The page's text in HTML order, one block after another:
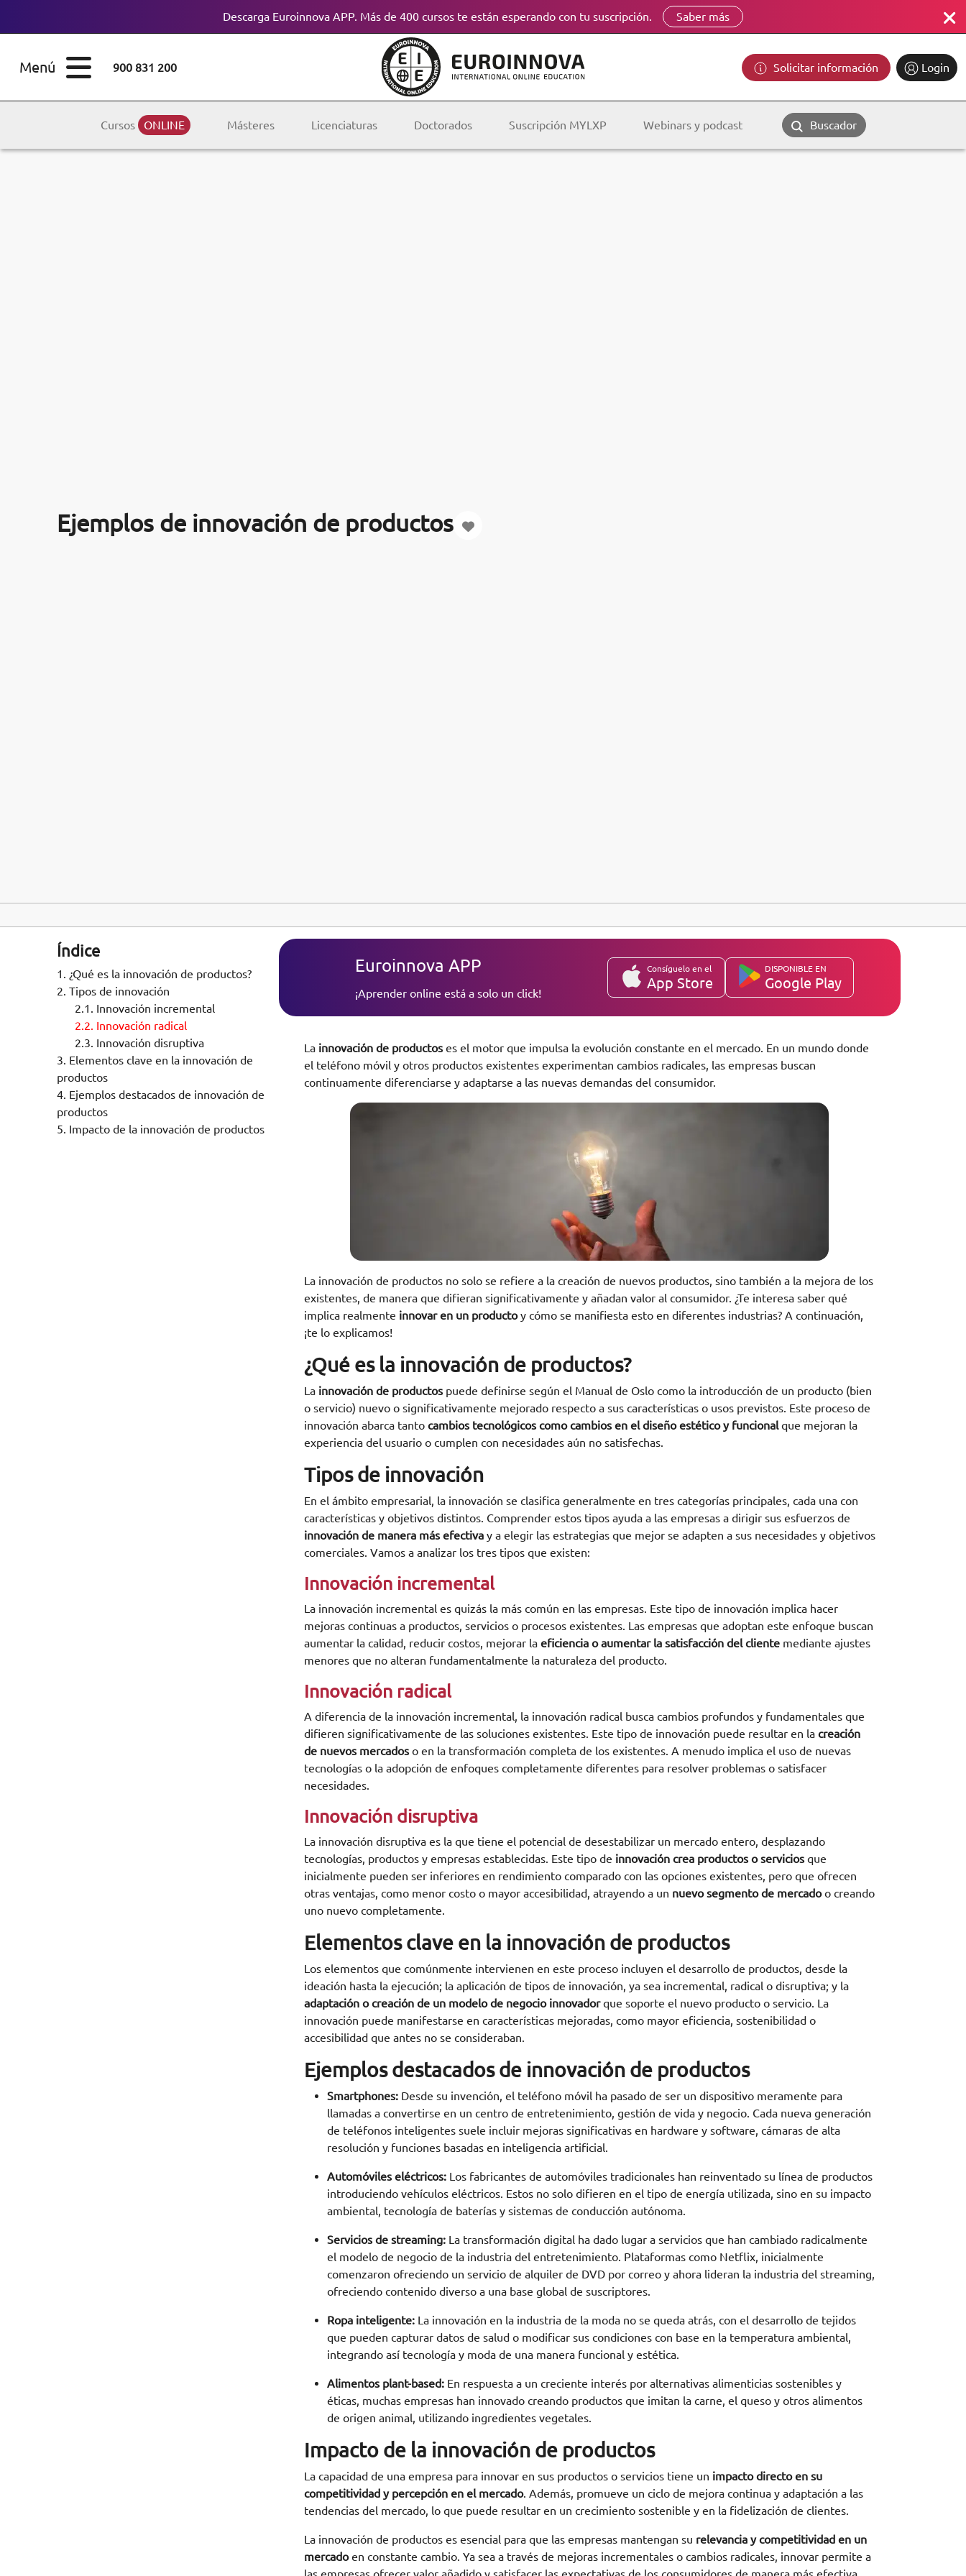
Descarga Euroinnova APP. Más de 400 cursos te están esperando con tu suscripción. Saber más
Menú 900 831 200 Solicitar información Login
900 831 200
formacion@euroinnova.com
ESTUDIOS
Licenciaturas
Doctorados
Cursos ONLINE Másteres Licenciaturas Doctorados Suscripción MYLXP Webinars y podcast Buscador
Ejemplos de innovación de productos
Índice
1. ¿Qué es la innovación de productos?
2. Tipos de innovación
2.1. Innovación incremental
2.2. Innovación radical
2.3. Innovación disruptiva
3. Elementos clave en la innovación de
productos
4. Ejemplos destacados de innovación de
productos
5. Impacto de la innovación de productos
Euroinnova APP
¡Aprender online está a solo un click!
Consíguelo en el
App Store
DISPONIBLE EN
Google Play
Lainnovación de productoses el motor que impulsa la evolución constante en el mercado. En un mundo donde
el teléfono móvil y otros productos existentes experimentan cambios radicales, las empresas buscan
continuamente diferenciarse y adaptarse a las nuevas demandas del consumidor.
La innovación de productos no solo se refiere a la creación de nuevos productos, sino también a la mejora de los
existentes, de manera que difieran significativamente y añadan valor al consumidor. ¿Te interesa saber qué
implica realmente innovar en un productoy cómo se manifiesta esto en diferentes industrias? A continuación,
¡te lo explicamos!
¿Qué es la innovación de productos?
Lainnovación de productospuede definirse según el Manual de Oslo como la introducción de un producto (bien
o servicio) nuevo o significativamente mejorado respecto a sus características o usos previstos. Este proceso de
innovación abarca tanto cambios tecnológicos como cambios en el diseño estético y funcionalque mejoran la
experiencia del usuario o cumplen con necesidades aún no satisfechas.
Tipos de innovación
En el ámbito empresarial, la innovación se clasifica generalmente en tres categorías principales, cada una con
características y objetivos distintos. Comprender estos tipos ayuda a las empresas a dirigir sus esfuerzos de
innovación de manera más efectivay a elegir las estrategias que mejor se adapten a sus necesidades y objetivos
comerciales. Vamos a analizar los tres tipos que existen:
Innovación incremental
La innovación incremental es quizás la más común en las empresas. Este tipo de innovación implica hacer
mejoras continuas a productos, servicios o procesos existentes. Las empresas que adoptan este enfoque buscan
aumentar la calidad, reducir costos, mejorar la eficiencia o aumentar la satisfacción del clientemediante ajustes
menores que no alteran fundamentalmente la naturaleza del producto.
Innovación radical
A diferencia de la innovación incremental, la innovación radical busca cambios profundos y fundamentales que
difieren significativamente de las soluciones existentes. Este tipo de innovación puede resultar en la creación
de nuevos mercadoso en la transformación completa de los existentes. A menudo implica el uso de nuevas
tecnologías o la adopción de enfoques completamente diferentes para resolver problemas o satisfacer
necesidades.
Innovación disruptiva
La innovación disruptiva es la que tiene el potencial de desestabilizar un mercado entero, desplazando
tecnologías, productos y empresas establecidas. Este tipo de innovación crea productos o servicios que
inicialmente pueden ser inferiores en rendimiento comparado con las opciones existentes, pero que ofrecen
otras ventajas, como menor costo o mayor accesibilidad, atrayendo a un nuevo segmento de mercadoo creando
uno nuevo completamente.
Elementos clave en la innovación de productos
Los elementos que comúnmente intervienen en este proceso incluyen el desarrollo de productos, desde la
ideación hasta la ejecución; la aplicación de tipos de innovación, ya sea incremental, radical o disruptiva; y la
adaptación o creación de un modelo de negocio innovadorque soporte el nuevo producto o servicio. La
innovación puede manifestarse en características mejoradas, como mayor eficiencia, sostenibilidad o
accesibilidad que antes no se consideraban.
Ejemplos destacados de innovación de productos
Smartphones: Desde su invención, el teléfono móvil ha pasado de ser un dispositivo meramente para
llamadas a convertirse en un centro de entretenimiento, gestión de vida y negocio. Cada nueva generación
de teléfonos inteligentes suele incluir mejoras significativas en hardware y software, cámaras de alta
resolución y funciones basadas en inteligencia artificial.
Automóviles eléctricos:Los fabricantes de automóviles tradicionales han reinventado su línea de productos
introduciendo vehículos eléctricos. Estos no solo difieren en el tipo de energía utilizada, sino en su impacto
ambiental, tecnología de baterías y sistemas de conducción autónoma.
Servicios de streaming: La transformación digital ha dado lugar a servicios que han cambiado radicalmente
el modelo de negocio de la industria del entretenimiento. Plataformas como Netflix, inicialmente
comenzaron ofreciendo un servicio de alquiler de DVD por correo y ahora lideran la industria del streaming,
ofreciendo contenido diverso a una base global de suscriptores.
Ropa inteligente:La innovación en la industria de la moda no se queda atrás, con el desarrollo de tejidos
que pueden capturar datos de salud o modificar sus condiciones con base en la temperatura ambiental,
integrando así tecnología y moda de una manera funcional y estética.
Alimentos plant-based: En respuesta a un creciente interés por alternativas alimenticias sostenibles y
éticas, muchas empresas han innovado creando productos que imitan la carne, el queso y otros alimentos
de origen animal, utilizando ingredientes vegetales.
Impacto de la innovación de productos
La capacidad de una empresa para innovar en sus productos o servicios tiene un impacto directo en su
competitividad y percepción en el mercado. Además, promueve un ciclo de mejora continua y adaptación a las
tendencias del mercado, lo que puede resultar en un crecimiento sostenible y en la fidelización de clientes.
La innovación de productos es esencial para que las empresas mantengan su relevancia y competitividad en un
mercadoen constante cambio. Ya sea a través de mejoras incrementales o cambios radicales, innovar permite a